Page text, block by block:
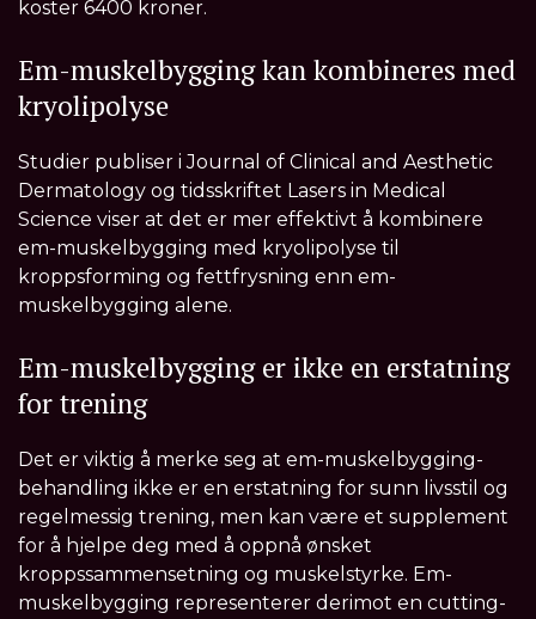
koster 6400 kroner.
Em-muskelbygging kan kombineres med
kryolipolyse
Studier publiser i Journal of Clinical and Aesthetic
Dermatology og tidsskriftet Lasers in Medical
Science viser at det er mer effektivt å kombinere
em-muskelbygging med kryolipolyse til
kroppsforming og fettfrysning enn em-
muskelbygging alene.
Em-muskelbygging er ikke en erstatning
for trening
Det er viktig å merke seg at em-muskelbygging-
behandling ikke er en erstatning for sunn livsstil og
regelmessig trening, men kan være et supplement
for å hjelpe deg med å oppnå ønsket
kroppssammensetning og muskelstyrke. Em-
muskelbygging representerer derimot en cutting-